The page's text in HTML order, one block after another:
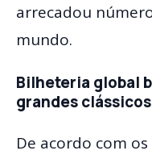
arrecadou
mundo.
Bilheteria global
grandes clássicos
De acordo com